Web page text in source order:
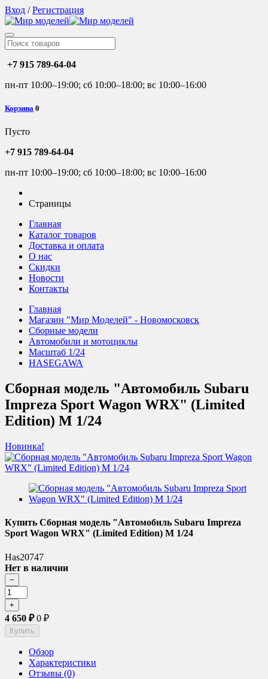
Вход /Регистрация
+7 915 789-64-04
пн-пт 10:00–19:00; сб 10:00–18:00; вс 10:00–16:00
Корзина 0
Пусто
+7 915 789-64-04
пн-пт 10:00–19:00; сб 10:00–18:00; вс 10:00–16:00
Страницы
Главная
Каталог товаров
Доставка и оплата
О нас
Скидки
Новости
Контакты
Главная
Магазин "Мир Моделей" - Новомосковск
Сборные модели
Автомобили и мотоциклы
Масштаб 1/24
HASEGAWA
Сборная модель "Автомобиль Subaru
Impreza Sport Wagon WRX" (Limited
Edition) М 1/24
Новинка!
Купить Сборная модель "Автомобиль Subaru Impreza
Sport Wagon WRX" (Limited Edition) М 1/24
Has20747
Нет в наличии
4 650 ₽0 ₽
Обзор
Характеристики
Отзывы (0)